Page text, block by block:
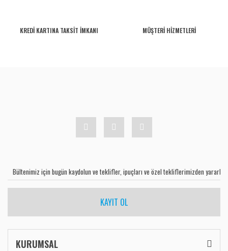
KREDİ KARTINA TAKSİT İMKANI MÜŞTERİ HİZMETLERİ
KAYIT OL
KURUMSAL